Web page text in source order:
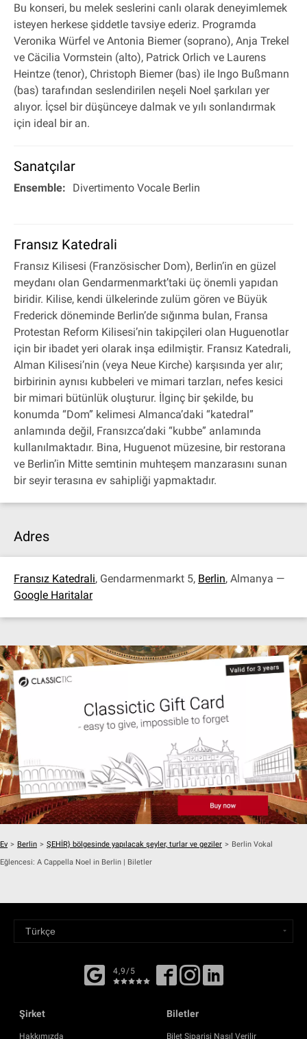
Bu konseri, bu melek seslerini canlı olarak deneyimlemek
isteyen herkese şiddetle tavsiye ederiz. Programda
Veronika Würfel ve Antonia Biemer (soprano), Anja Trekel
ve Cäcilia Vormstein (alto), Patrick Orlich ve Laurens
Heintze (tenor), Christoph Biemer (bas) ile Ingo Bußmann
(bas) tarafından seslendirilen neşeli Noel şarkıları yer
alıyor. İçsel bir düşünceye dalmak ve yılı sonlandırmak
için ideal bir an.
Sanatçılar
Ensemble: Divertimento Vocale Berlin
Fransız Katedrali
Fransız Kilisesi (Französischer Dom), Berlin’in en güzel
meydanı olan Gendarmenmarkt’taki üç önemli yapıdan
biridir. Kilise, kendi ülkelerinde zulüm gören ve Büyük
Frederick döneminde Berlin’de sığınma bulan, Fransa
Protestan Reform Kilisesi’nin takipçileri olan Huguenotlar
için bir ibadet yeri olarak inşa edilmiştir. Fransız Katedrali,
Alman Kilisesi’nin (veya Neue Kirche) karşısında yer alır;
birbirinin aynısı kubbeleri ve mimari tarzları, nefes kesici
bir mimari bütünlük oluşturur. İlginç bir şekilde, bu
konumda “Dom” kelimesi Almanca’daki “katedral”
anlamında değil, Fransızca’daki “kubbe” anlamında
kullanılmaktadır. Bina, Huguenot müzesine, bir restorana
ve Berlin’in Mitte semtinin muhteşem manzarasını sunan
bir seyir terasına ev sahipliği yapmaktadır.
Adres
Fransız Katedrali, Gendarmenmarkt 5, Berlin, Almanya —
Google Haritalar
Ev > Berlin > ŞEHİR} bölgesinde yapılacak şeyler, turlar ve geziler > Berlin Vokal
Eğlencesi: A Cappella Noel in Berlin | Biletler
4,9/5
Şirket
Hakkımızda
Biletler
Bilet Siparişi Nasıl Verilir